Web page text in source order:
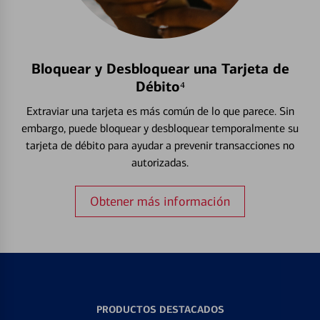
Bloquear y Desbloquear una Tarjeta de
Débito⁴
Extraviar una tarjeta es más común de lo que parece. Sin
embargo, puede bloquear y desbloquear temporalmente su
tarjeta de débito para ayudar a prevenir transacciones no
autorizadas.
Obtener más información
PRODUCTOS DESTACADOS